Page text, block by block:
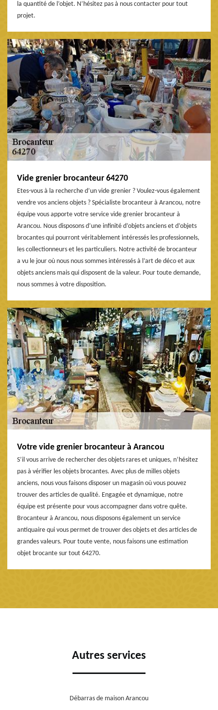
la quantité de l’objet. N’hésitez pas à nous contacter pour tout
projet.
Vide grenier brocanteur 64270
Etes-vous à la recherche d’un vide grenier ? Voulez-vous également
vendre vos anciens objets ? Spécialiste brocanteur à Arancou, notre
équipe vous apporte votre service vide grenier brocanteur à
Arancou. Nous disposons d’une infinité d’objets anciens et d’objets
brocantes qui pourront véritablement intéressés les professionnels,
les collectionneurs et les particuliers. Notre activité de brocanteur
a vu le jour où nous nous sommes intéressés à l’art de déco et aux
objets anciens mais qui disposent de la valeur. Pour toute demande,
nous sommes à votre disposition.
Votre vide grenier brocanteur à Arancou
S’il vous arrive de rechercher des objets rares et uniques, n’hésitez
pas à vérifier les objets brocantes. Avec plus de milles objets
anciens, nous vous faisons disposer un magasin où vous pouvez
trouver des articles de qualité. Engagée et dynamique, notre
équipe est présente pour vous accompagner dans votre quête.
Brocanteur à Arancou, nous disposons également un service
antiquaire qui vous permet de trouver des objets et des articles de
grandes valeurs. Pour toute vente, nous faisons une estimation
objet brocante sur tout 64270.
Autres services
Débarras de maison Arancou